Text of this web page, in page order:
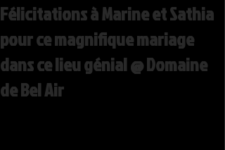
Félicitations à Marine et Sathia
pour ce magnifique mariage
dans ce lieu génial @ Domaine
de Bel Air